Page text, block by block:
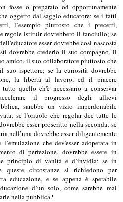
fosse o preparato od opportunamente
oggetto dal saggio educatore; se i fatti
l’esempio piuttosto che i precetti,
regole istituir dovrebbero il fanciullo; se
esser dovrebbe così nascosta
dovrebbe crederlo il suo compagno, il
amico, il suo collaboratore piuttosto che
suo ispettore; se la curiosità dovrebbe
la libertà al lavoro, ed il piacere
quello ch'è necessario a conservar
il progresso degli allievi
sarebbe un vizio imperdonabile
se l’oriuolo che regolar dee tutte le
esser proscritto nella seconda; se
nell’una dovrebbe esser diligentemente
che dev'esser adoperata in
di perfezione, dovrebbe essere in
principio di vanità e d’invidia; se in
queste circostanze si richiedono per
educazione, e se appena è sperabile
d’un solo, come sarebbe mai
nella pubblica?